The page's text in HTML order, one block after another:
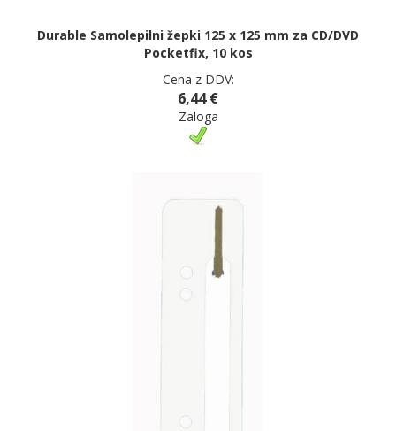
Durable Samolepilni žepki 125 x 125 mm za CD/DVD
Pocketfix, 10 kos
Cena z DDV:
6,44 €
Zaloga